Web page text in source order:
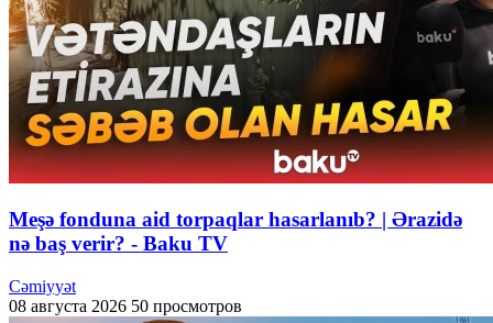
Meşə fonduna aid torpaqlar hasarlanıb? | Ərazidə
nə baş verir? - Baku TV
Cəmiyyət
08 августа 2026 50 просмотров